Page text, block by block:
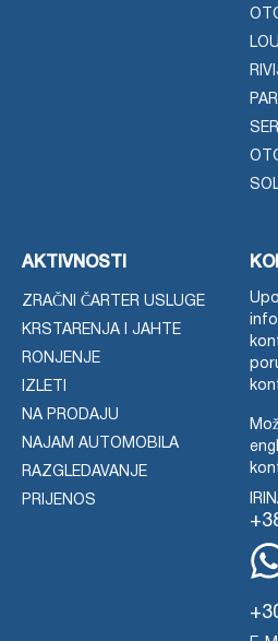
AKTIVNOSTI
ZRAČNI ČARTER USLUGE
KRSTARENJA I JAHTE
RONJENJE
IZLETI
NA PRODAJU
NAJAM AUTOMOBILA
RAZGLEDAVANJE
PRIJENOS